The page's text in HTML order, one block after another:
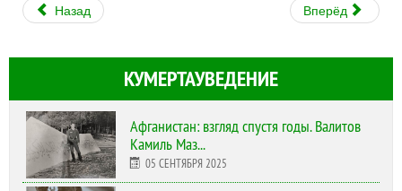
Назад Вперёд
КУМЕРТАУВЕДЕНИЕ
Афганистан: взгляд спустя годы. Валитов
Камиль Маз...
05 СЕНТЯБРЯ 2025